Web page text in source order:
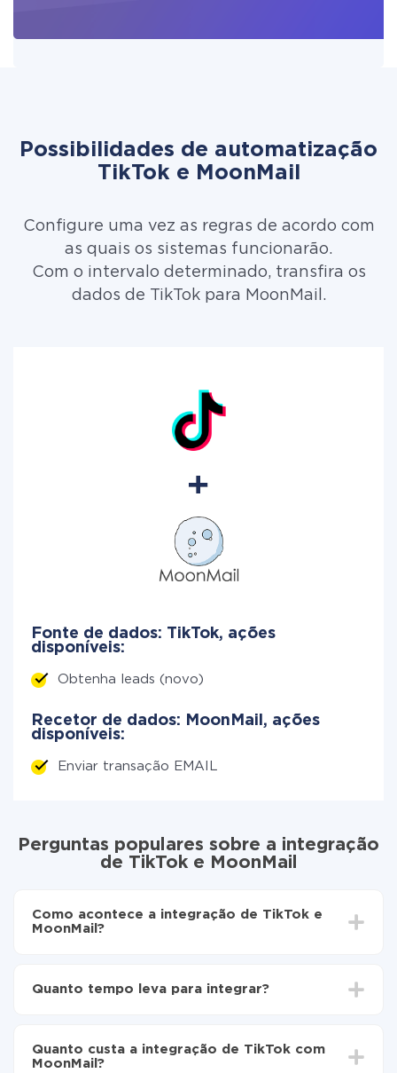
Possibilidades de automatização
TikTok e MoonMail
Configure uma vez as regras de acordo com
as quais os sistemas funcionarão.
Com o intervalo determinado, transfira os
dados de TikTok para MoonMail.
Fonte de dados: TikTok, ações
disponíveis:
Obtenha leads (novo)
Recetor de dados: MoonMail, ações
disponíveis:
Enviar transação EMAIL
Perguntas populares sobre a integração
de TikTok e MoonMail
Como acontece a integração de TikTok e
MoonMail?
MoonMail
automaticamente de TikTok para MoonMail
Quanto tempo leva para integrar?
30 minutos. Em média, a configuração leva de 10 a 15
minutos.
Quanto custa a integração de TikTok com
MoonMail?